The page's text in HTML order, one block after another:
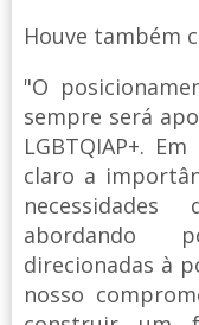
Houve também
"O
sempre será
LGBTQIAP+.
claro a
abordando
direcionadas à
nosso